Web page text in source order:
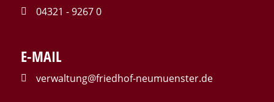
04321 - 9267 0
E-MAIL
verwaltung@friedhof-neumuenster.de